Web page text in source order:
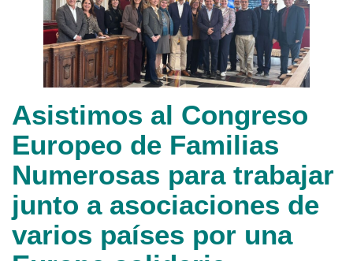
Asistimos al Congreso
Europeo de Familias
Numerosas para trabajar
junto a asociaciones de
varios países por una